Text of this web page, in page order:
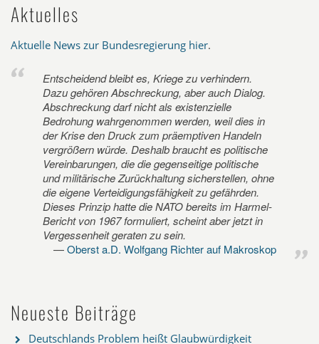
Aktuelles
Aktuelle News zur Bundesregierung hier.
Entscheidend bleibt es, Kriege zu verhindern.
Dazu gehören Abschreckung, aber auch Dialog.
Abschreckung darf nicht als existenzielle
Bedrohung wahrgenommen werden, weil dies in
der Krise den Druck zum präemptiven Handeln
vergrößern würde. Deshalb braucht es politische
Vereinbarungen, die die gegenseitige politische
und militärische Zurückhaltung sicherstellen, ohne
die eigene Verteidigungsfähigkeit zu gefährden.
Dieses Prinzip hatte die NATO bereits im Harmel-
Bericht von 1967 formuliert, scheint aber jetzt in
Vergessenheit geraten zu sein.
Oberst a.D. Wolfgang Richter auf Makroskop
Neueste Beiträge
Deutschlands Problem heißt Glaubwürdigkeit